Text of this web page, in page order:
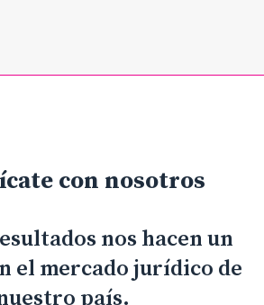
con nosotros
nos hacen un
el mercado jurídico de
país.